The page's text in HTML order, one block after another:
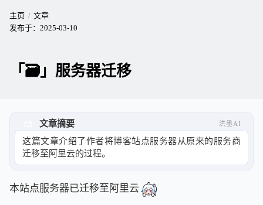
主页
文章
发布于： 2025-03-10
「🗃️」服务器迁移
文章摘要 洪墨AI
这篇文章介绍了作者将博客站点服务器从原来的服务商
迁移至阿里云的过程。
本站点服务器已迁移至阿里云